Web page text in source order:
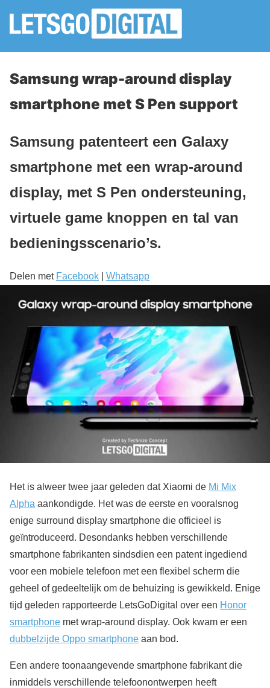
Samsung wrap-around display
smartphone met S Pen support
Samsung patenteert een Galaxy
smartphone met een wrap-around
display, met S Pen ondersteuning,
virtuele game knoppen en tal van
bedieningsscenario’s.
Delen met Facebook Whatsapp
Het is alweer twee jaar geleden dat Xiaomi de Mi Mix
Alpha aankondigde. Het was de eerste en vooralsnog
enige surround display smartphone die officieel is
geïntroduceerd. Desondanks hebben verschillende
smartphone fabrikanten sindsdien een patent ingediend
voor een mobiele telefoon met een flexibel scherm die
geheel of gedeeltelijk om de behuizing is gewikkeld. Enige
tijd geleden rapporteerde LetsGoDigital over een Honor
smartphone met wrap-around display. Ook kwam er een
dubbelzijde Oppo smartphone aan bod.
Een andere toonaangevende smartphone fabrikant die
inmiddels verschillende telefoonontwerpen heeft